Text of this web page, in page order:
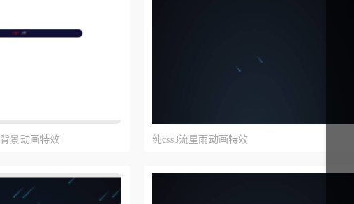
景动画特效 纯css3流星雨动画特效